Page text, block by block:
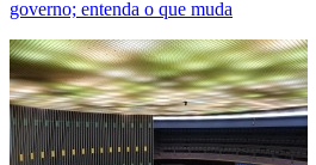
governo; entenda o que muda